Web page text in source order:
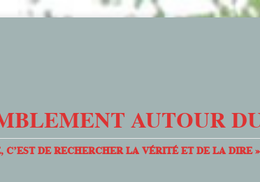
AUTOUR
C’EST DE RECHERCHER LA VÉRITÉ ET DE LA DIRE